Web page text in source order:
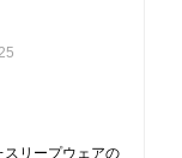
リープウェアの